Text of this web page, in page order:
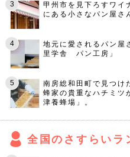
甲州市を見下ろすワイ
にある小さなパン屋さ
地元に愛されるパン屋
里学舎 パン工房」
南房総和田町で見つけ
蜂家の貴重なハチミツ
津養蜂場」。
全国のさすらいラ